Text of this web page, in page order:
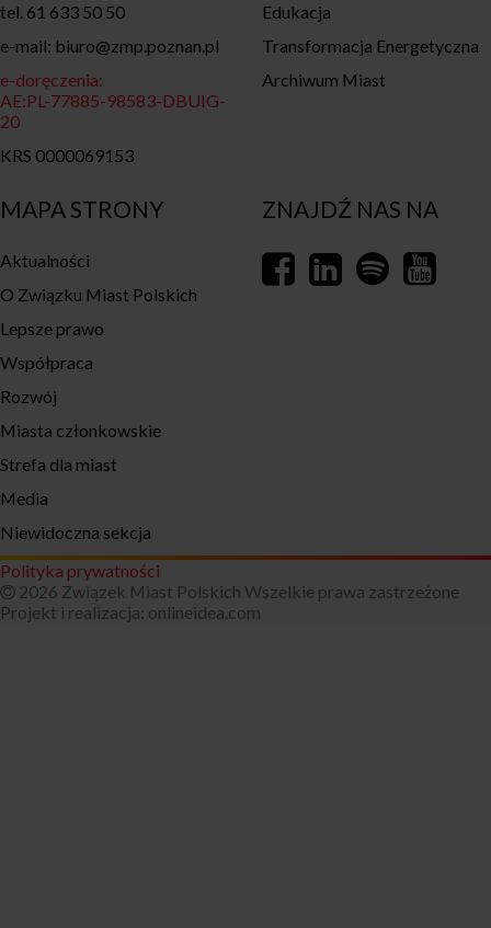
MAPA STRONY
Aktualności
O Związku Miast Polskich
Lepsze prawo
Współpraca
Rozwój
Miasta członkowskie
Strefa dla miast
Media
Niewidoczna sekcja
tel. 61 633 50 50
e-mail: biuro@zmp.poznan.pl
e-doręczenia:
AE:PL-77885-98583-DBUIG-
20
KRS 0000069153
Edukacja
Transformacja Energetyczna
Archiwum Miast
ZNAJDŹ NAS NA
Polityka prywatności
2026 Związek Miast Polskich Wszelkie prawa zastrzeżone
Projekt i realizacja: onlineidea.com